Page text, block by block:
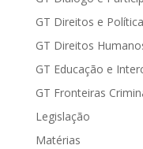
GT Direitos e
GT Direitos
GT Educação e
GT Fronteiras
Legislação
Matérias